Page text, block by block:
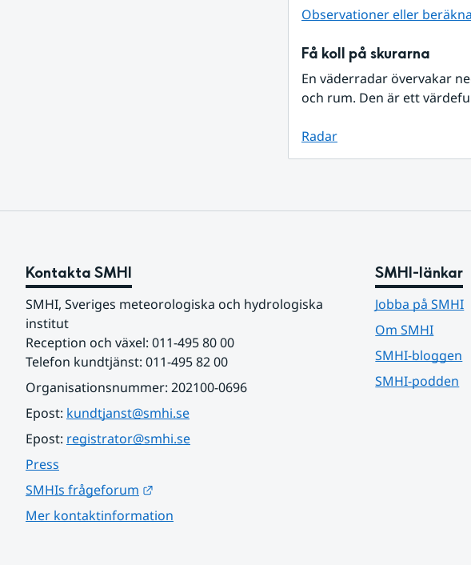
Observationer eller
Få koll på skurarna
En väderradar övervakar
och rum. Den är ett
Radar
Kontakta SMHI
SMHI, Sveriges meteorologiska och hydrologiska
institut
Reception och växel: 011-495 80 00
Telefon kundtjänst: 011-495 82 00
Organisationsnummer: 202100-0696
Epost: kundtjanst@smhi.se
Epost: registrator@smhi.se
Press
SMHIs frågeforum
Mer kontaktinformation
SMHI-länkar
Jobba på SMHI
Om SMHI
SMHI-bloggen
SMHI-podden